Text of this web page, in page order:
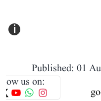
i
Published: 01
us on: